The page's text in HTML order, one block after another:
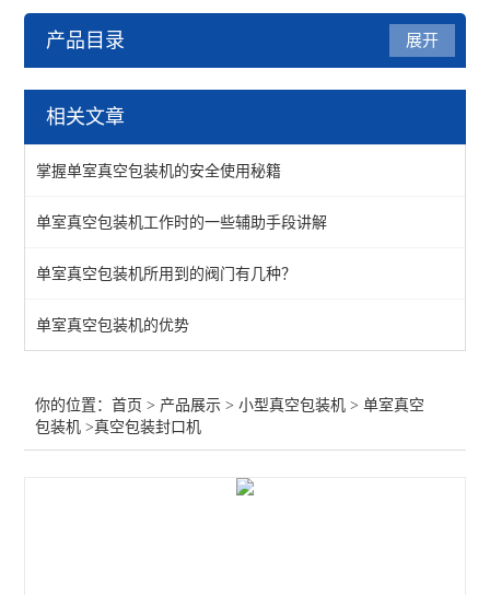
产品目录
小型真空包装机
展开
相关文章
掌握单室真空包装机的安全使用秘籍
单室真空包装机工作时的一些辅助手段讲解
单室真空包装机所用到的阀门有几种？
单室真空包装机的优势
你的位置：首页 > 产品展示 >小型真空包装机 >单室真空
包装机 >真空包装封口机